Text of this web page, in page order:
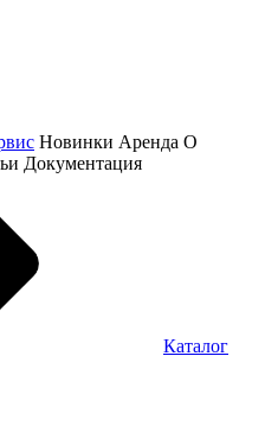
Новинки Аренда О
Документация
Каталог